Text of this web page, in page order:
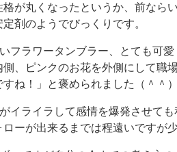
格が丸くなったというか、前なら
剤のようでびっくりです。
フラワータンブラー、とても可
側、ピンクのお花を外側にして職
すね！」と褒められました（＾＾）
イライラして感情を爆発させて
ローが出来るまでは程遠いですが